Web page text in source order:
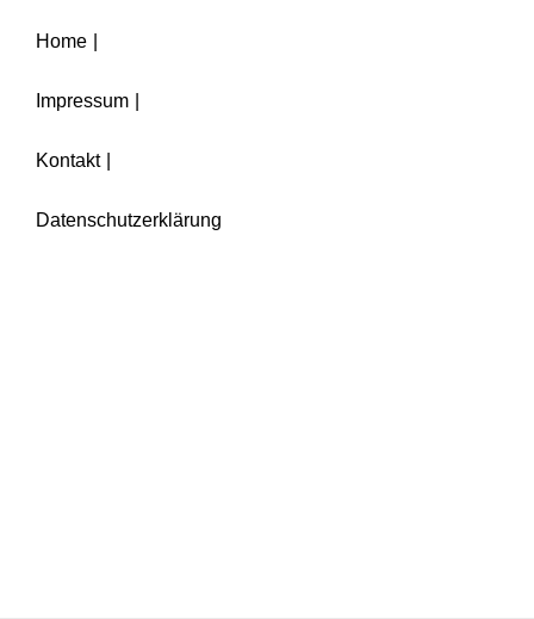
Home
Impressum
Kontakt
Datenschutzerklärung